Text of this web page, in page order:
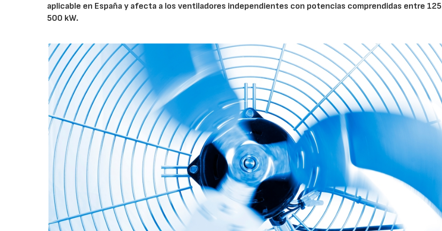
aplicable en España y afecta a los ventiladores independientes con potencias comprendidas entre
500 kW.